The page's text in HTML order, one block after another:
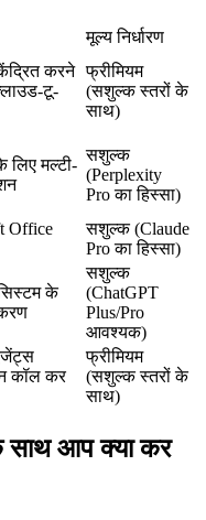
मूल्य निर्धारण
केंद्रित करने
टू-
फ्रीमियम
(सशुल्क स्तरों के
साथ)
मल्टी-
सशुल्क
(Perplexity
Pro का हिस्सा)
Office
सशुल्क (Claude
Pro का हिस्सा)
के
सशुल्क
(ChatGPT
Plus/Pro
आवश्यक)
कॉल कर
फ्रीमियम
(सशुल्क स्तरों के
साथ)
आप क्या कर